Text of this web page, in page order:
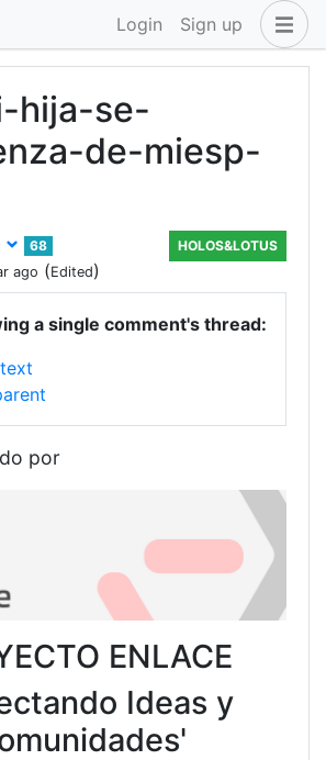
Login Sign up
hija-se-
de-miesp-
68
ago (Edited)
HOLOS&LOTUS
a single comment's thread:
por
ENLACE
Ideas y